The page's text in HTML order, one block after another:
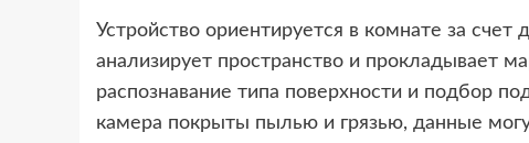
Устройство ориентируется в комнате за
анализирует пространство и прокладывает
распознавание типа поверхности и подбор
камера покрыты пылью и грязью, данные